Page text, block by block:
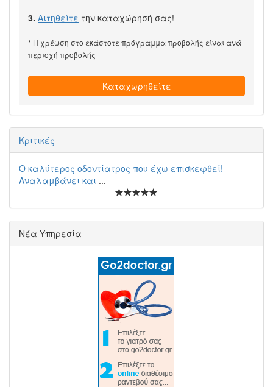
3. Αιτηθείτε την καταχώρησή σας!
* Η χρέωση στο εκάστοτε πρόγραμμα προβολής είναι ανά
περιοχή προβολής
Καταχωρηθείτε
Κριτικές
Ο καλύτερος οδοντίατρος που έχω επισκεφθεί!
Αναλαμβάνει και ...
Νέα Υπηρεσία